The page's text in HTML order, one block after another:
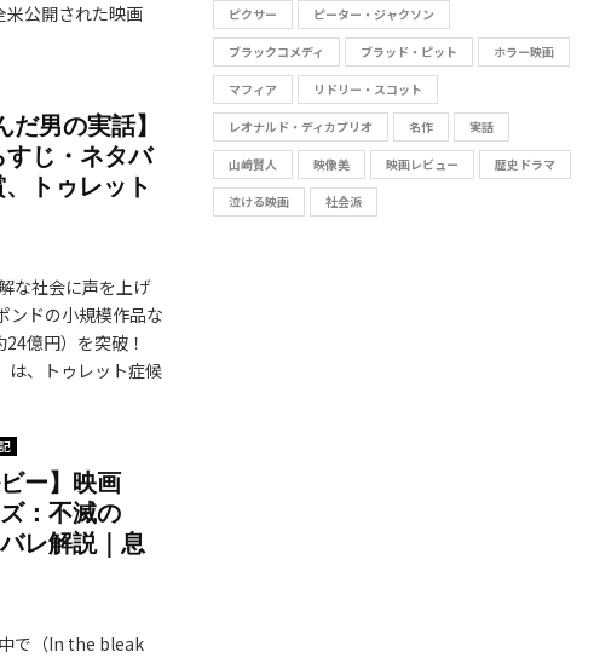
米公開された映画
だ男の実話】
すじ・ネタバ
トゥレット
な社会に声を上げ
ンドの小規模作品な
億円）を突破！
は、トゥレット症候
ー】映画
：不滅の
レ解説｜息
で（In the bleak
ピクサー ピーター・ジャクソン
ブラックコメディ ブラッド・ピット ホラー映画
マフィア リドリー・スコット
レオナルド・ディカプリオ 名作 実話
山﨑賢人 映像美 映画レビュー 歴史ドラマ
泣ける映画 社会派